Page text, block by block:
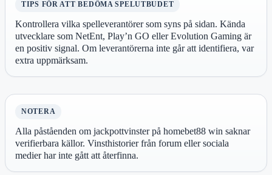
TIPS FÖR ATT BEDÖMA SPELUTBUDET
Kontrollera vilka spelleverantörer som syns på sidan. Kända
utvecklare som NetEnt, Play’n GO eller Evolution Gaming är
en positiv signal. Om leverantörerna inte går att identifiera, var
extra uppmärksam.
NOTERA
Alla påståenden om jackpottvinster på homebet88 win saknar
verifierbara källor. Vinsthistorier från forum eller sociala
medier har inte gått att återfinna.